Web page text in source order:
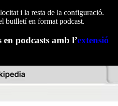
i la resta de la configuració.
butlletí en format podcast.
podcasts amb l’extensió